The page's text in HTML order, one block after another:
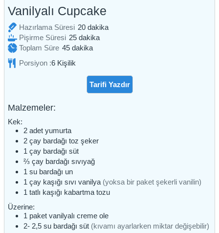
Vanilyalı Cupcake
Hazırlama Süresi 20dakika
dakika
Pişirme Süresi 25dakika
dakika
Toplam Süre 45dakika
dakika
Porsiyon :6 Kişilik
Tarifi Yazdır
Malzemeler:
Kek:
2 adet yumurta
2 çay bardağı toz şeker
1 çay bardağı süt
⅔ çay bardağı sıvıyağ
1 su bardağı un
1 çay kaşığı sıvı vanilya (yoksa bir paket şekerli vanilin)
1 tatlı kaşığı kabartma tozu
Üzerine:
1 paket vanilyalı creme ole
2- 2,5 su bardağı süt (kıvamı ayarlarken miktar değişebilir)